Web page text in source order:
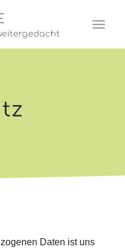
eiter gedacht
Daten ist uns